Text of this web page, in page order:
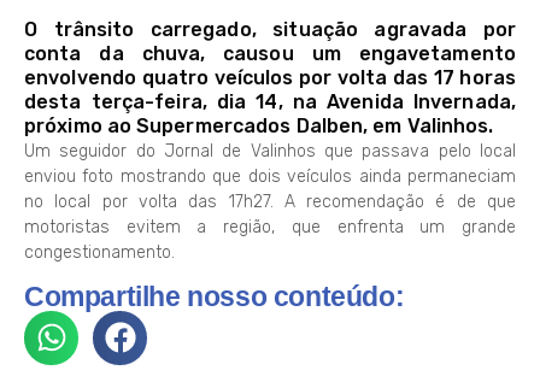
O trânsito carregado, situação agravada por
conta da chuva, causou um engavetamento
envolvendo quatro veículos por volta das 17 horas
desta terça-feira, dia 14, na Avenida Invernada,
próximo ao Supermercados Dalben, em Valinhos.
Um seguidor do Jornal de Valinhos que passava pelo local
enviou foto mostrando que dois veículos ainda permaneciam
no local por volta das 17h27. A recomendação é de que
motoristas evitem a região, que enfrenta um grande
congestionamento.
Compartilhe nosso conteúdo: